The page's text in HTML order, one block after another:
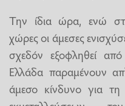
Την ίδια ώρα, ενώ
χώρες οι άμεσες
σχεδόν εξοφληθεί
Ελλάδα παραμένουν
άμεσο κίνδυνο για